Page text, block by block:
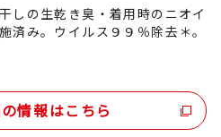
しの生乾き臭・着用時のニオイ
済み。ウイルス９９％除去＊。
情報はこちら